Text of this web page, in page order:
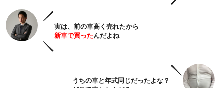
実は、前の車高く売れたから
新車で買ったんだよね
うちの車と年式同じだったよな？